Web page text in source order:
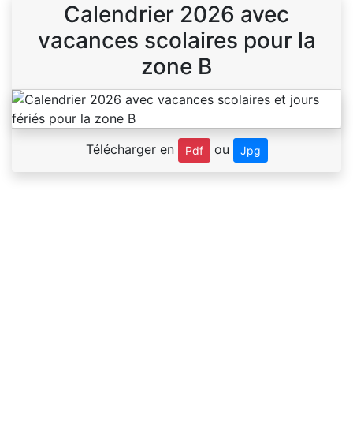
Calendrier 2026 avec
vacances scolaires pour la
zone B
Télécharger en Pdf ou Jpg